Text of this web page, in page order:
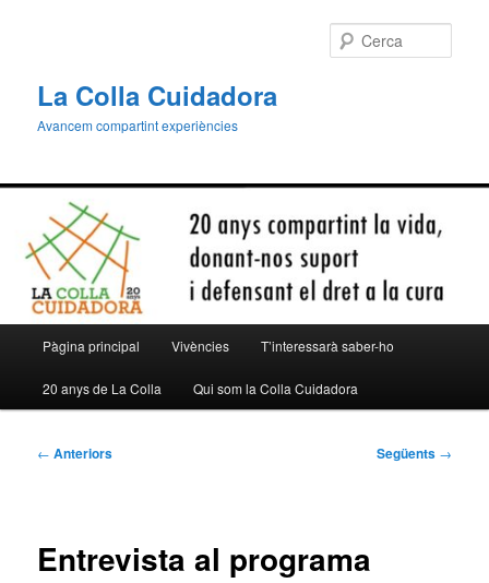
La Colla Cuidadora
Avancem compartint experiències
principal
Pàgina principal Vivències T’interessarà saber-ho
20 anys de La Colla Qui som la Colla Cuidadora
Navegació
← Anteriors Següents →
Entrevista al programa